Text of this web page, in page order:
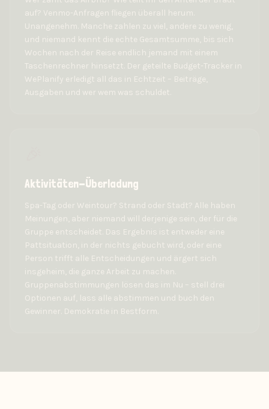
auf? Venmo-Anfragen fliegen überall herum.
Unangenehm. Manche zahlen zu viel, andere zu wenig,
und niemand kennt die echte Gesamtsumme, bis sich
Wochen nach der Reise endlich jemand mit einem
Taschenrechner hinsetzt. Der geteilte Budget-Tracker in
WePlanify erledigt all das in Echtzeit – Beiträge,
Ausgaben und wer wem was schuldet.
Aktivitäten-Überladung
Spa-Tag oder Weintour? Strand oder Stadt? Alle haben
Meinungen, aber niemand will derjenige sein, der für die
Gruppe entscheidet. Das Ergebnis ist entweder eine
Pattsituation, in der nichts gebucht wird, oder eine
Person trifft alle Entscheidungen und ärgert sich
insgeheim, die ganze Arbeit zu machen.
Gruppenabstimmungen lösen das im Nu – stell drei
Optionen auf, lass alle abstimmen und buch den
Gewinner. Demokratie in Bestform.